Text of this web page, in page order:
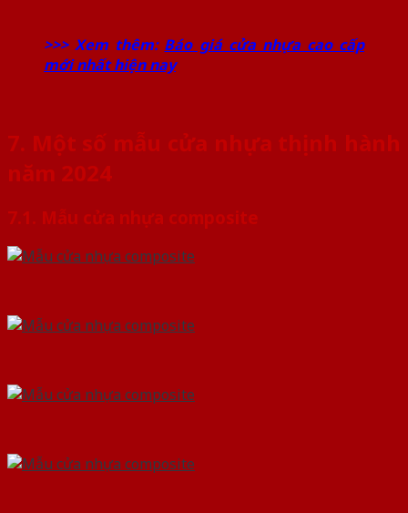
>>> Xem thêm: Báo giá cửa nhựa cao cấp
mới nhất hiện nay
7. Một số mẫu cửa nhựa thịnh hành
năm 2024
7.1. Mẫu cửa nhựa composite